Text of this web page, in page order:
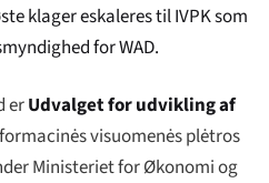
klager eskaleres til IVPK som
for WAD.
erUdvalget for udvikling af
visuomenės plėtros
Ministeriet for Økonomi og